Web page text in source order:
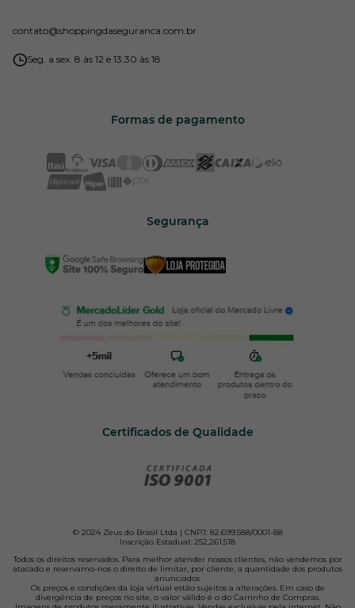
contato@shoppingdaseguranca.com.br
Seg. a sex. 8 às 12 e 13:30 às 18
Formas de pagamento
Segurança
Certificados de Qualidade
© 2024 Zeus do Brasil Ltda | CNPJ: 82.699.588/0001-88
Inscrição Estadual: 252.261.518
Todos os direitos reservados. Para melhor atender nossos clientes, não vendemos por
atacado e reservamo-nos o direito de limitar, por cliente, a quantidade dos produtos
anunciados.
Os preços e condições da loja virtual estão sujeitos a alterações. Em caso de
divergência de preços no site, o valor válido é o do Carrinho de Compras.